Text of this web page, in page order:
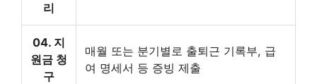
리
04. 지
원금 청
구
매월 또는 분기별로 출퇴근 기록부, 급
여 명세서 등 증빙 제출